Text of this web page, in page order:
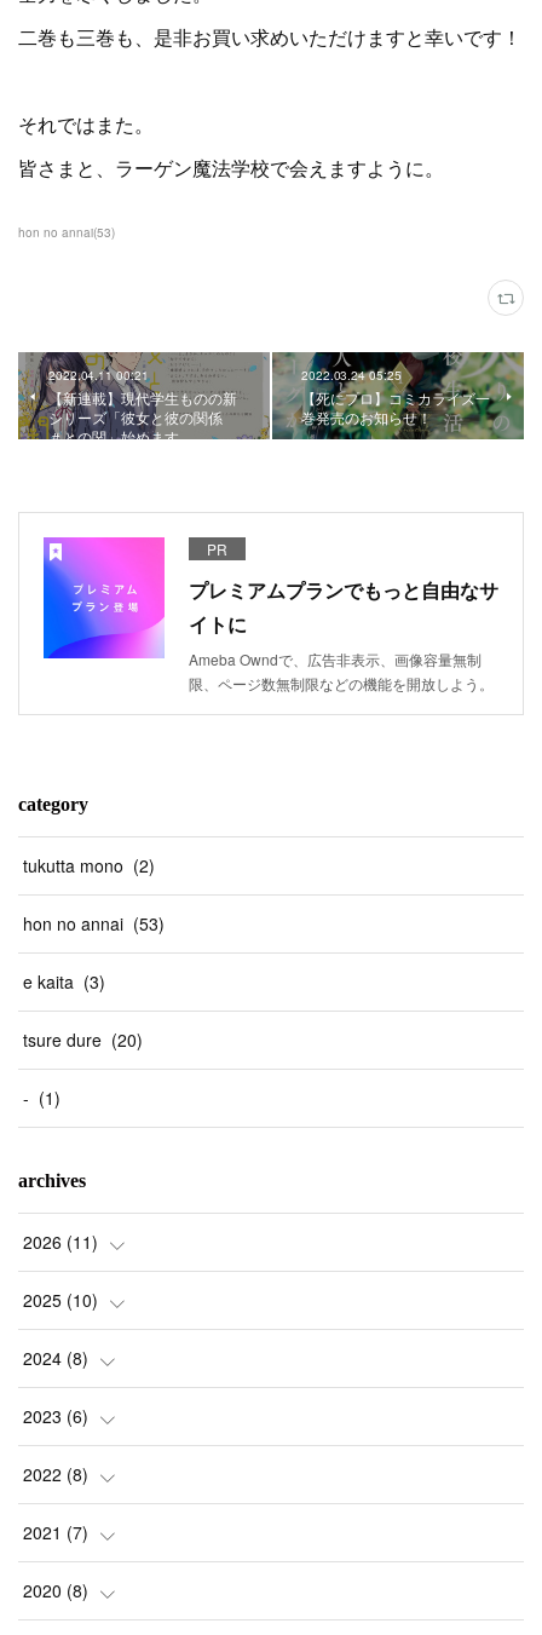
二巻も三巻も、是非お買い求めいただけますと幸いです！
それではまた。
皆さまと、ラーゲン魔法学校で会えますように。
hon no annai(53)
2022.04.11 00:21
【新連載】現代学生ものの新
シリーズ「彼女と彼の関係
＃との関」始めます。
2022.03.24 05:25
【死にプロ】コミカライズ一
巻発売のお知らせ！
PR
プレミアムプランでもっと自由なサ
イトに
Ameba Owndで、広告非表示、画像容量無制
限、ページ数無制限などの機能を開放しよう。
category
tukutta mono (2)
hon no annai (53)
e kaita (3)
tsure dure (20)
- (1)
archives
2026 (11)
(1)
(2
(1
(2
(4
2025 (10)
(2
(1
(1
(1
(1
2024 (8)
(2
(3
(1
(1
2023 (6)
(1
(1
(1
2022 (8)
(1
(1
2021 (7)
(1
2020 (8)